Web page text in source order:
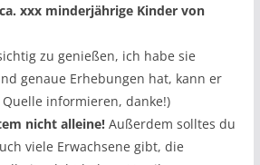
ca. xxx minderjährige Kinder von
zu genießen, ich habe sie
genaue Erhebungen hat, kann er
informieren, danke!)
nicht alleine! Außerdem solltes du
viele Erwachsene gibt, die